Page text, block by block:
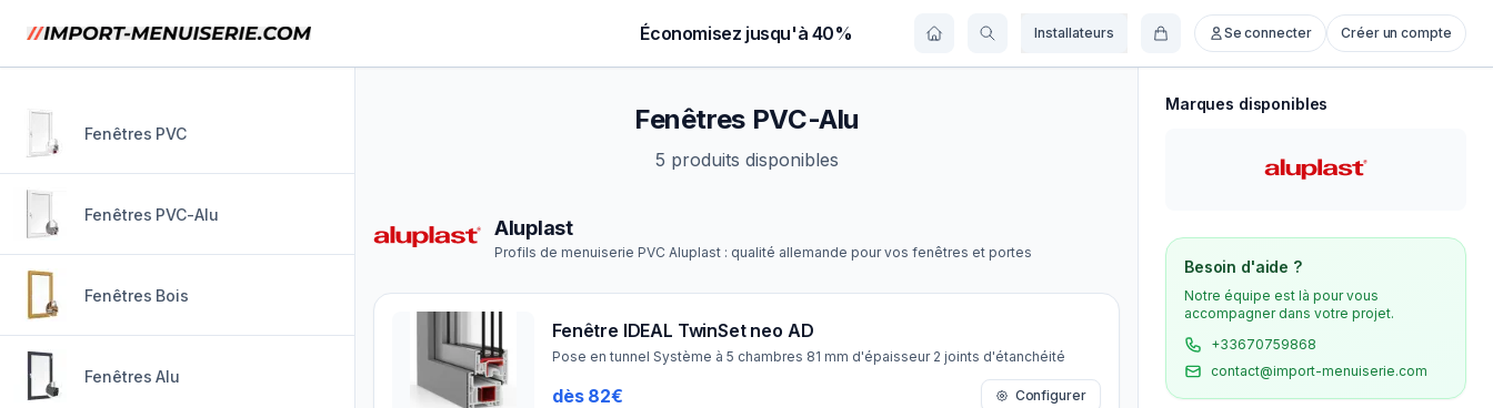
Économisez jusqu'à 40% Installateurs Se connecter Créer un compte
Fenêtres PVC
Fenêtres PVC-Alu
Fenêtres Bois
Fenêtres Alu
Marques disponibles
Besoin d'aide ?
Notre équipe est là pour vous
accompagner dans votre projet.
+33670759868
contact@import-menuiserie.com
Fenêtres PVC-Alu
5 produits disponibles
Aluplast
Profils de menuiserie PVC Aluplast : qualité allemande pour vos fenêtres et portes
Fenêtre IDEAL TwinSet neo AD
Pose en tunnel Système à 5 chambres 81 mm d'épaisseur 2 joints d'étanchéité
dès 82€ Configurer